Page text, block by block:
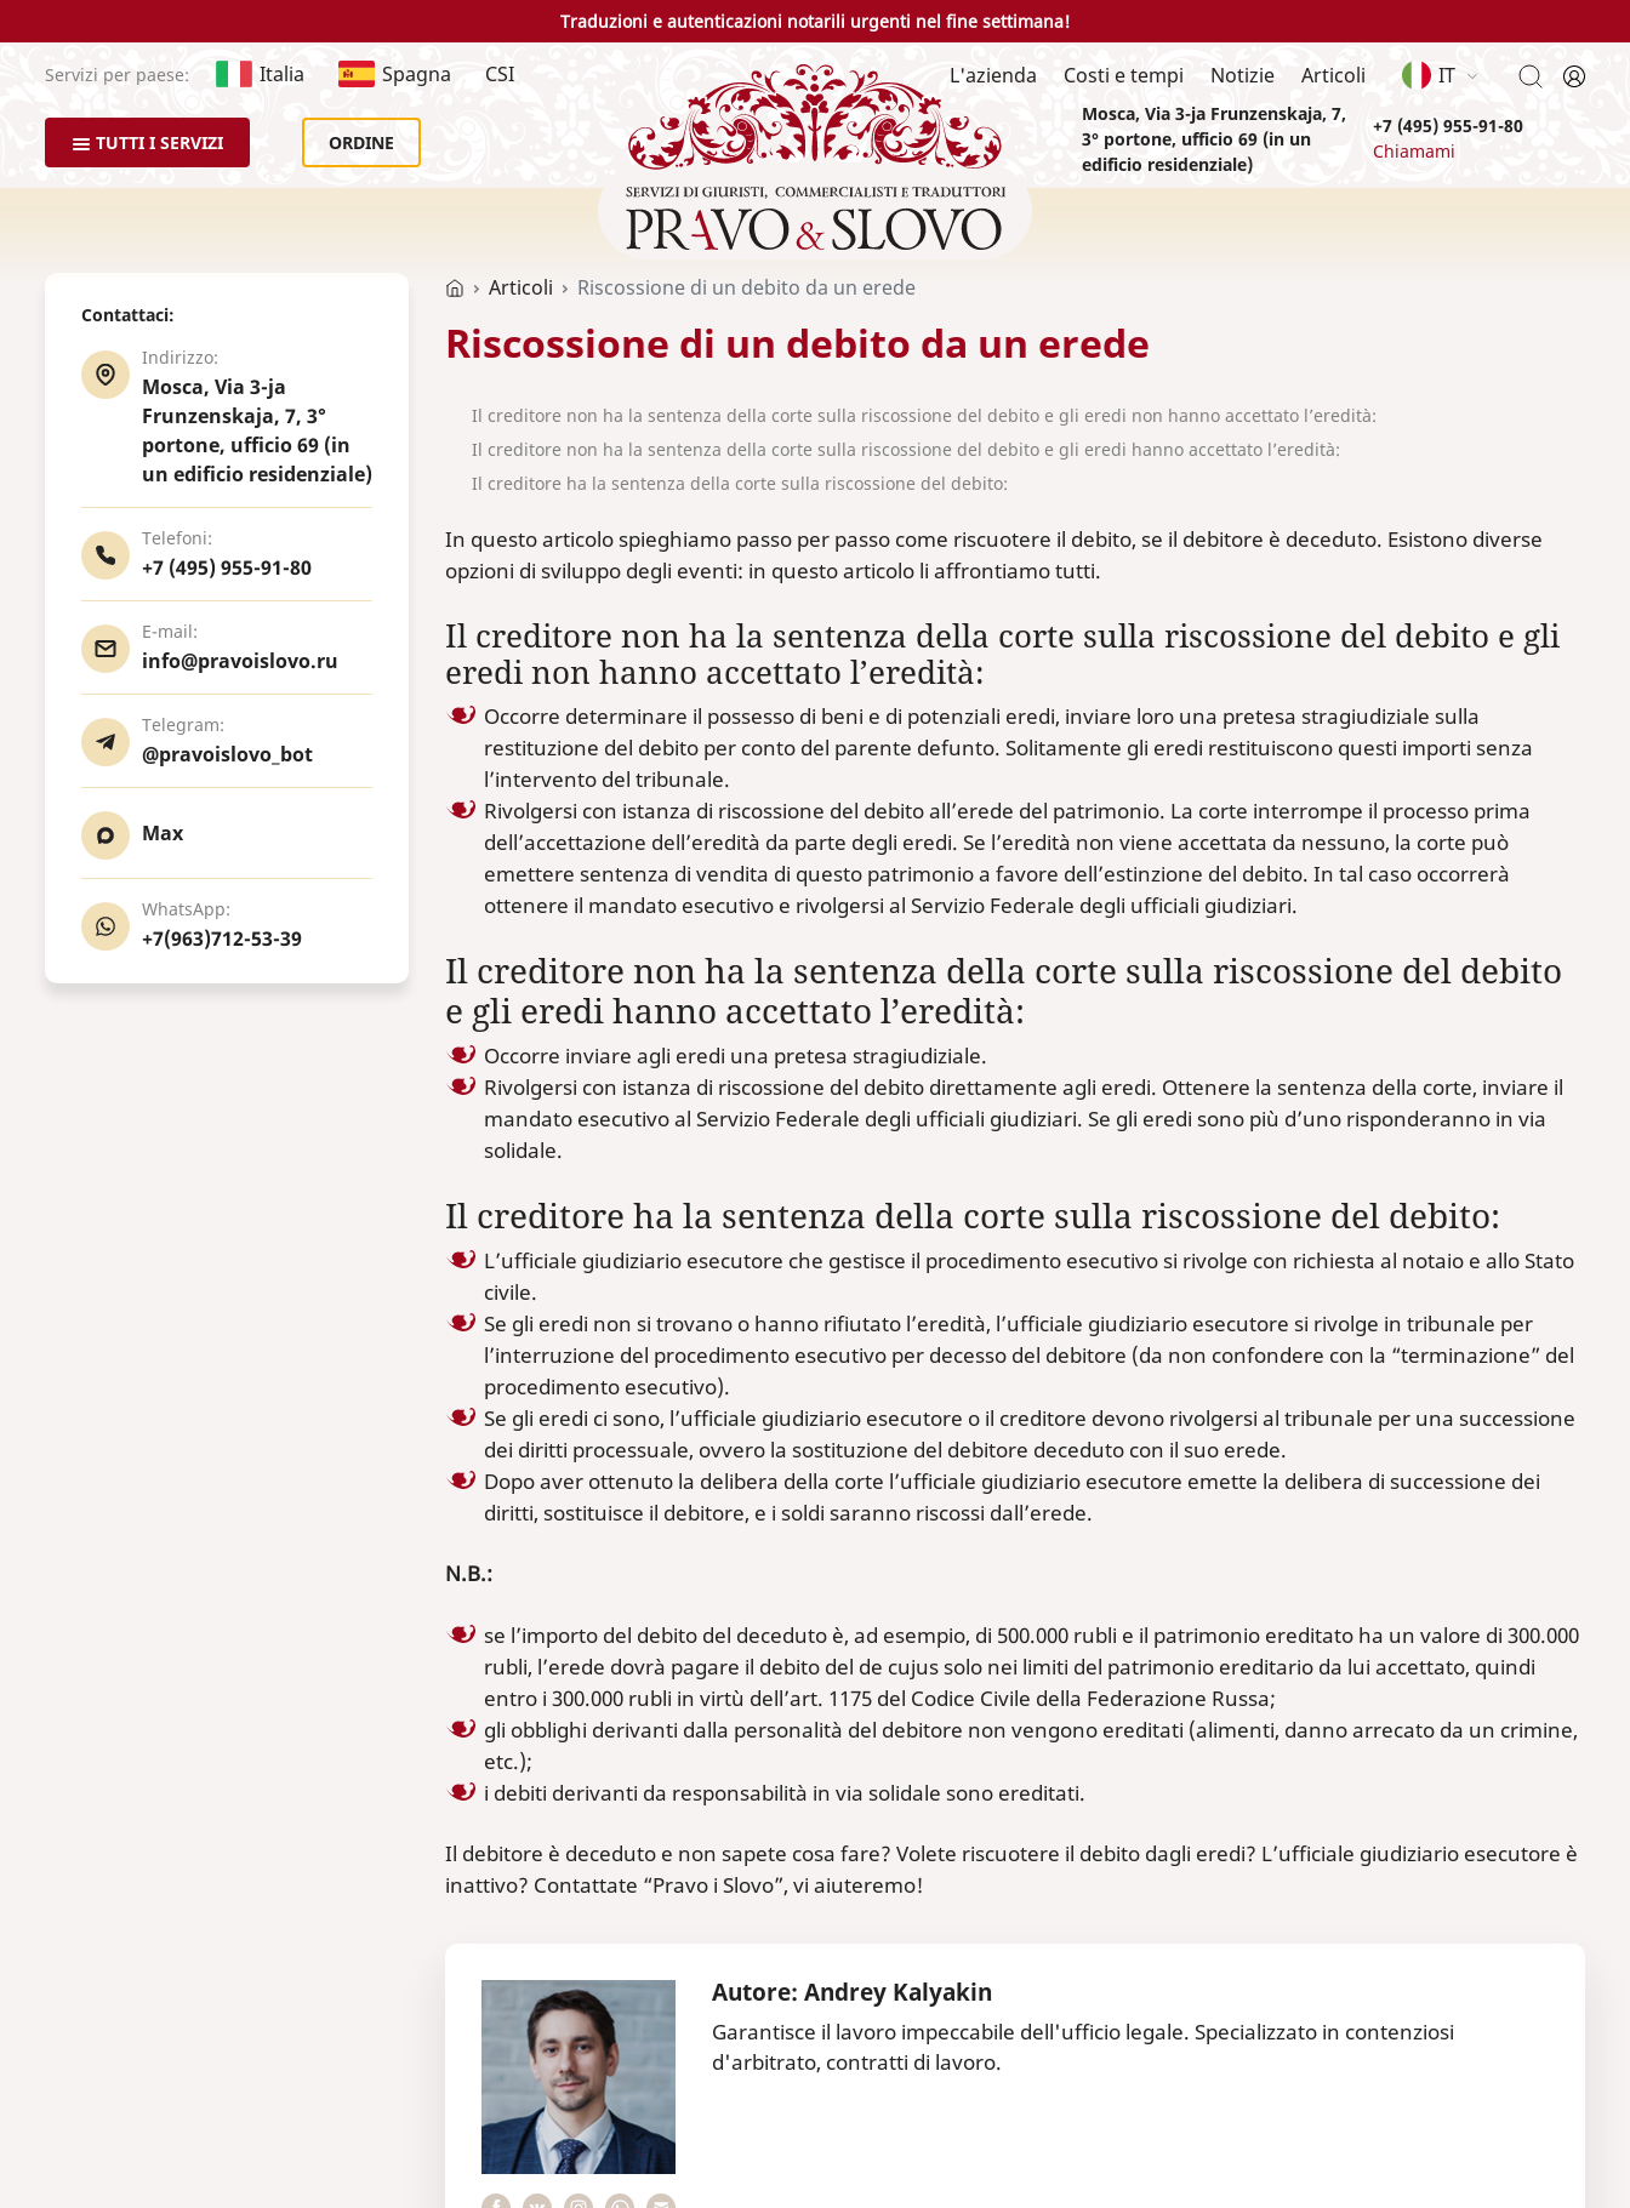
Traduzioni e autenticazioni notarili urgenti nel fine settimana!
Servizi per paese: Italia Spagna CSI
TUTTI I SERVIZI ORDINE
L'azienda Costi e tempi Notizie Articoli IT
Mosca, Via 3-ja Frunzenskaja, 7,
3° portone, ufficio 69 (in un
edificio residenziale)
+7 (495) 955-91-80
Chiamami
Contattaci:
Indirizzo:
Mosca, Via 3-ja
Frunzenskaja, 7, 3°
portone, ufficio 69 (in
un edificio residenziale)
Telefoni:
+7 (495) 955-91-80
E-mail:
info@pravoislovo.ru
Telegram:
@pravoislovo_bot
Max
WhatsApp:
+7(963)712-53-39
Articoli Riscossione di un debito da un erede
Riscossione di un debito da un erede
Il creditore non ha la sentenza della corte sulla riscossione del debito e gli eredi non hanno accettato l’eredità:
Il creditore non ha la sentenza della corte sulla riscossione del debito e gli eredi hanno accettato l’eredità:
Il creditore ha la sentenza della corte sulla riscossione del debito:
In questo articolo spieghiamo passo per passo come riscuotere il debito, se il debitore è deceduto. Esistono diverse
opzioni di sviluppo degli eventi: in questo articolo li affrontiamo tutti.
Il creditore non ha la sentenza della corte sulla riscossione del debito e gli
eredi non hanno accettato l’eredità:
Occorre determinare il possesso di beni e di potenziali eredi, inviare loro una pretesa stragiudiziale sulla
restituzione del debito per conto del parente defunto. Solitamente gli eredi restituiscono questi importi senza
l’intervento del tribunale.
Rivolgersi con istanza di riscossione del debito all’erede del patrimonio. La corte interrompe il processo prima
dell’accettazione dell’eredità da parte degli eredi. Se l’eredità non viene accettata da nessuno, la corte può
emettere sentenza di vendita di questo patrimonio a favore dell’estinzione del debito. In tal caso occorrerà
ottenere il mandato esecutivo e rivolgersi al Servizio Federale degli ufficiali giudiziari.
Il creditore non ha la sentenza della corte sulla riscossione del debito
e gli eredi hanno accettato l’eredità:
Occorre inviare agli eredi una pretesa stragiudiziale.
Rivolgersi con istanza di riscossione del debito direttamente agli eredi. Ottenere la sentenza della corte, inviare il
mandato esecutivo al Servizio Federale degli ufficiali giudiziari. Se gli eredi sono più d’uno risponderanno in via
solidale.
Il creditore ha la sentenza della corte sulla riscossione del debito:
L’ufficiale giudiziario esecutore che gestisce il procedimento esecutivo si rivolge con richiesta al notaio e allo Stato
civile.
Se gli eredi non si trovano o hanno rifiutato l’eredità, l’ufficiale giudiziario esecutore si rivolge in tribunale per
l’interruzione del procedimento esecutivo per decesso del debitore (da non confondere con la “terminazione” del
procedimento esecutivo).
Se gli eredi ci sono, l’ufficiale giudiziario esecutore o il creditore devono rivolgersi al tribunale per una successione
dei diritti processuale, ovvero la sostituzione del debitore deceduto con il suo erede.
Dopo aver ottenuto la delibera della corte l’ufficiale giudiziario esecutore emette la delibera di successione dei
diritti, sostituisce il debitore, e i soldi saranno riscossi dall’erede.
N.B.:
se l’importo del debito del deceduto è, ad esempio, di 500.000 rubli e il patrimonio ereditato ha un valore di 300.000
rubli, l’erede dovrà pagare il debito del de cujus solo nei limiti del patrimonio ereditario da lui accettato, quindi
entro i 300.000 rubli in virtù dell’art. 1175 del Codice Civile della Federazione Russa;
gli obblighi derivanti dalla personalità del debitore non vengono ereditati (alimenti, danno arrecato da un crimine,
etc.);
i debiti derivanti da responsabilità in via solidale sono ereditati.
Il debitore è deceduto e non sapete cosa fare? Volete riscuotere il debito dagli eredi? L’ufficiale giudiziario esecutore è
inattivo? Contattate “Pravo i Slovo”, vi aiuteremo!
Autore: Andrey Kalyakin
Garantisce il lavoro impeccabile dell'ufficio legale. Specializzato in contenziosi
d'arbitrato, contratti di lavoro.